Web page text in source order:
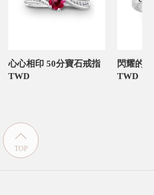
心心相印 50分寶石戒指
TWD
TWD
TOP